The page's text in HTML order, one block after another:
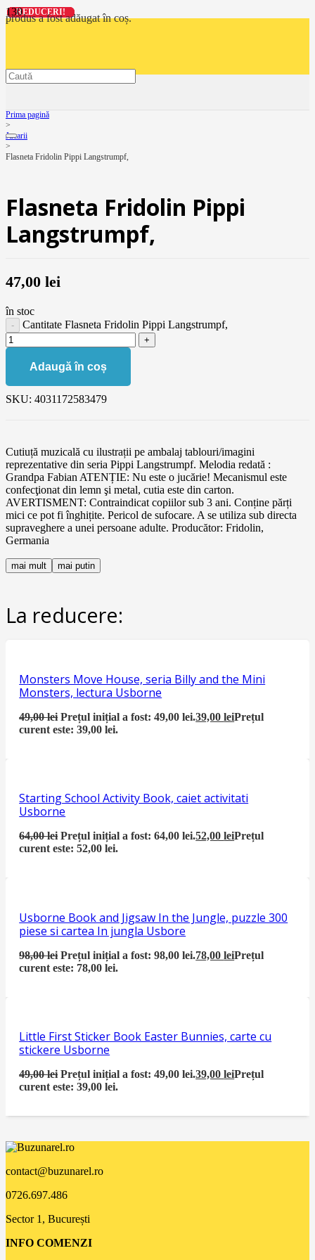
produsa fost adăugat în coș.
Prima pagină
>
Jucarii
>
Flasneta Fridolin Pippi Langstrumpf,
Flasneta Fridolin Pippi
Langstrumpf,
47,00 lei
în stoc
Cantitate Flasneta Fridolin Pippi Langstrumpf,
Adaugă în coș
SKU: 4031172583479
Cutiuță muzicală cu ilustrații pe ambalaj tablouri/imagini
reprezentative din seria Pippi Langstrumpf. Melodia redată :
Grandpa Fabian ATENȚIE: Nu este o jucărie! Mecanismul este
confecţionat din lemn şi metal, cutia este din carton.
AVERTISMENT: Contraindicat copiilor sub 3 ani. Conține părți
mici ce pot fi înghițite. Pericol de sufocare. A se utiliza sub directa
supraveghere a unei persoane adulte. Producător: Fridolin,
Germania
mai mult mai putin
La reducere:
REDUCERI!
Monsters Move House, seria Billy and the Mini
Monsters, lectura Usborne
49,00lei Prețul inițial a fost: 49,00 lei.39,00leiPrețul
curent este: 39,00 lei.
REDUCERI!
Starting School Activity Book, caiet activitati
Usborne
64,00lei Prețul inițial a fost: 64,00 lei.52,00leiPrețul
curent este: 52,00 lei.
REDUCERI!
Usborne Book and Jigsaw In the Jungle, puzzle 300
piese si cartea In jungla Usbore
98,00lei Prețul inițial a fost: 98,00 lei.78,00leiPrețul
curent este: 78,00 lei.
REDUCERI!
Little First Sticker Book Easter Bunnies, carte cu
stickere Usborne
49,00lei Prețul inițial a fost: 49,00 lei.39,00leiPrețul
curent este: 39,00 lei.
contact@buzunarel.ro
0726.697.486
Sector 1, București
INFO COMENZI